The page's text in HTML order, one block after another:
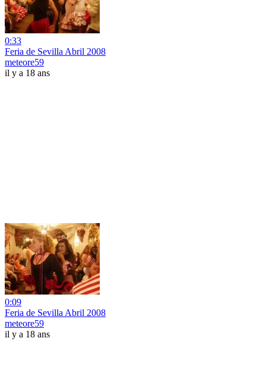
0:33
Feria de Sevilla Abril 2008
meteore59
il y a 18 ans
0:09
Feria de Sevilla Abril 2008
meteore59
il y a 18 ans